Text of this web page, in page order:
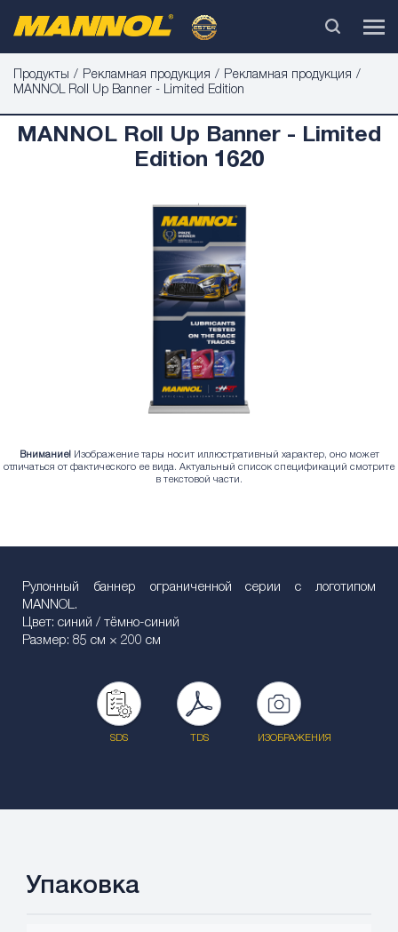
Продукты Рекламная продукция
Рекламная продукция
MANNOL Roll Up Banner - Limited Edition
MANNOL Roll Up Banner - Limited
Edition 1620
Внимание! Изображение тары носит иллюстративный характер, оно может
отличаться от фактического ее вида. Актуальный список спецификаций смотрите
в текстовой части.
Рулонный баннер ограниченной серии с логотипом
MANNOL.
Цвет: синий / тёмно-синий
Размер: 85 см × 200 см
SDS TDS ИЗОБРАЖЕНИЯ
Упаковка